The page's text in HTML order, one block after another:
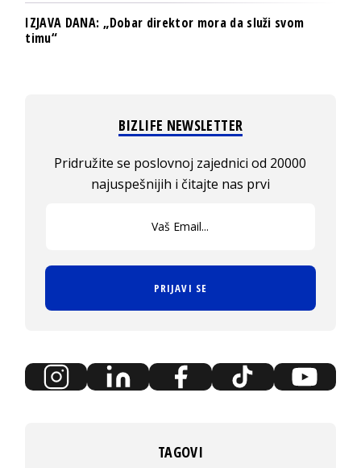
IZJAVA DANA: „Dobar direktor mora da služi svom
timu“
BIZLIFE NEWSLETTER
Pridružite se poslovnoj zajednici od 20000
najuspešnijih i čitajte nas prvi
PRIJAVI SE
TAGOVI